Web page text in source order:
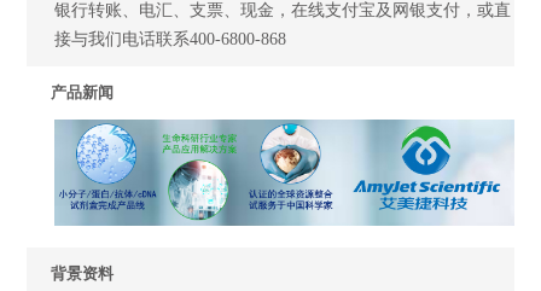
银行转账、电汇、支票、现金，在线支付宝及网银支付，或直
接与我们电话联系400-6800-868
产品新闻
背景资料